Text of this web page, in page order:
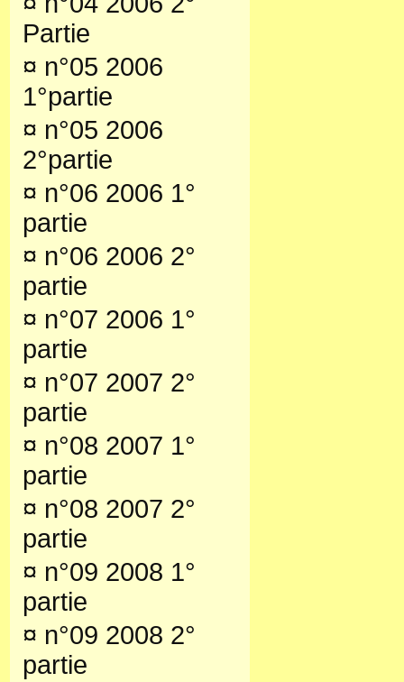
Partie
¤ n°05 2006
1°partie
¤ n°05 2006
2°partie
¤ n°06 2006 1°
partie
¤ n°06 2006 2°
partie
¤ n°07 2006 1°
partie
¤ n°07 2007 2°
partie
¤ n°08 2007 1°
partie
¤ n°08 2007 2°
partie
¤ n°09 2008 1°
partie
¤ n°09 2008 2°
partie